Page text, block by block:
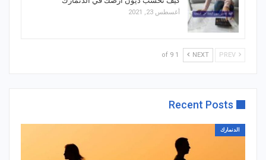
أغسطس 23, 2021
NEXT
1 of 9
Recent Posts
الدنمارك